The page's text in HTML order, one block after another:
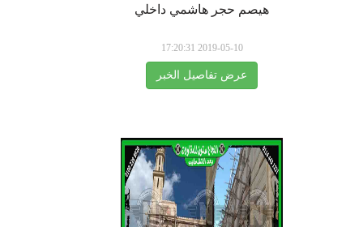
هيصم حجر هاشمي داخلي
2019-05-10 17:20:31
عرض تفاصيل الخبر